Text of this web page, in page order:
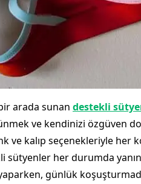
arada sunan destekli
ve kendinizi özgüven
ve kalıp seçenekleriyle her
sütyenler her durumda
günlük